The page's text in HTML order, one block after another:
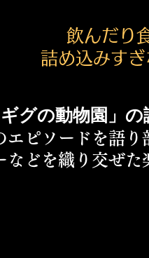
飲んだり
詰め込みすぎ
ギグの動物園」
エピソードを語
などを織り交ぜ